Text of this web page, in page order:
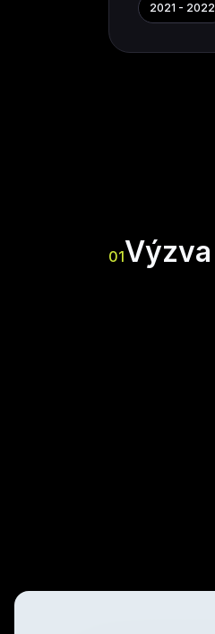
2021 - 2022
01Výzva